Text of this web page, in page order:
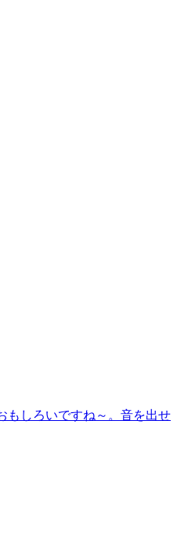
もしろいですね～。音を出せ